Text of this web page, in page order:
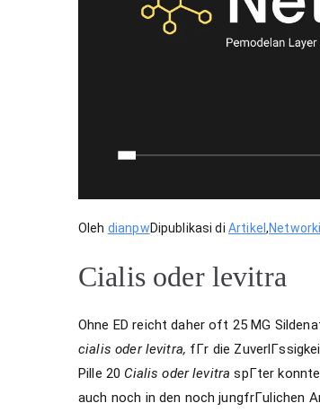
Oleh dianpwDipublikasi di Artikel ,
Cialis oder levitra
Ohne ED reicht daher oft 25 MG
cialis oder levitra, fГr die
Pille 20 Cialis oder levitra spГter
auch noch in den noch jungfrГulichen